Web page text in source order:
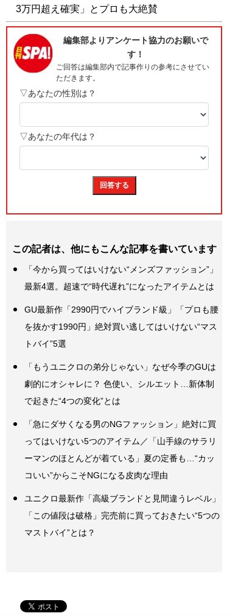
3万円超え確実」とプロも大絶賛
この記者は、他にもこんな記事を書いています
「今から買ってはいけない“メンズファッション”」
最新4選。超速で“時代遅れ”になったアイテムとは
GU最新作「2990円でハイブランド級」「プロも腰
を抜かす1990円」絶対買い逃してはいけない“マス
トバイ”5選
「もうユニクロの弟分じゃない」なぜ今季のGUは
劇的にオシャレに？ 色使い、シルエット…新体制
で起きた“4つの変化”とは
「急にダサくなる男のNGファッション」絶対に買
ってはいけない5つのアイテム／「山手線のサラリ
ーマンのほとんどが着ている」夏の定番も…“カッ
コいい”からこそNGになる皮肉な理由
ユニクロ最新作「高級ブランドと見間違うレベル」
「この値段は破格」完売前に買っておきたい“5つの
マストバイ”とは？